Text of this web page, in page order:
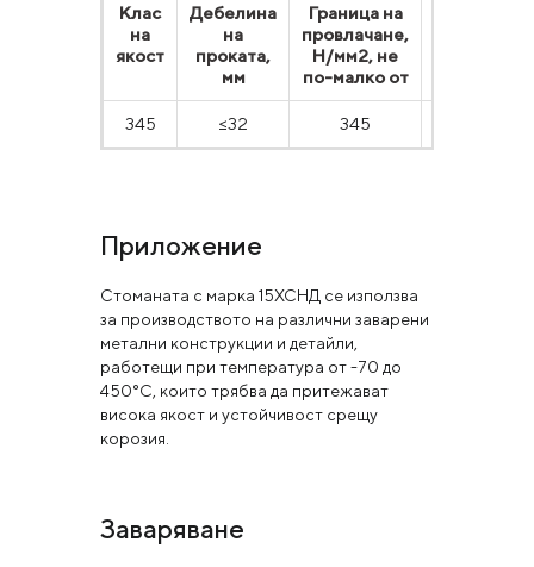
Клас
на
якост
Дебелина
на
проката,
мм
Граница на
провлачане,
Н/мм2, не
по-малко от
345 ≤32 345
Приложение
Стоманата с марка 15ХСНД се използва
за производството на различни заварени
метални конструкции и детайли,
работещи при температура от -70 до
450°С, които трябва да притежават
висока якост и устойчивост срещу
корозия.
Заваряване